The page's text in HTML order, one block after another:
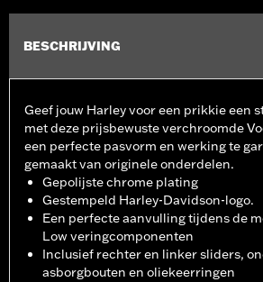
BESCHRIJVING
Geef jouw Harley voor een prikkie een
met deze prijsbewuste verchroomde
een perfecte pasvorm en werking te
gemaakt van originele onderdelen.
Gepolijste chrome plating
Gestempeld Harley-Davidson-logo.
Een perfecte aanvulling tijdens de
Low veringcomponenten
Inclusief rechter en linker sliders,
asborgbouten en oliekeerringen